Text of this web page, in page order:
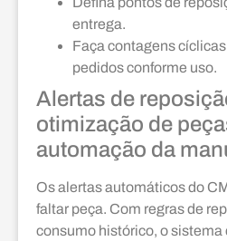
entrega.
Faça contagens
pedidos conforme uso.
Alertas de
otimização de
automação da
Os alertas automáticos do
faltar peça. Com regras de
consumo histórico, o sistema